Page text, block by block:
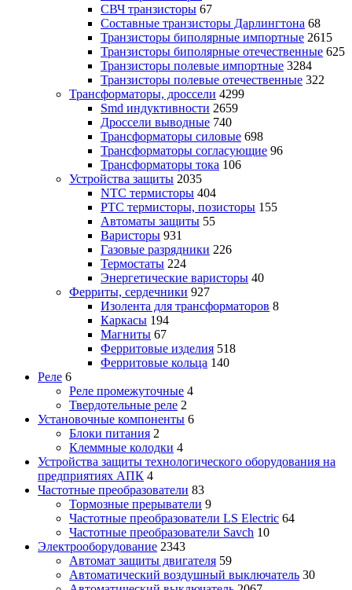
СВЧ транзисторы 67
Составные транзисторы Дарлингтона 68
Транзисторы биполярные импортные 2615
Транзисторы биполярные отечественные 625
Транзисторы полевые импортные 3284
Транзисторы полевые отечественные 322
Трансформаторы, дроссели 4299
Smd индуктивности 2659
Дроссели выводные 740
Трансформаторы силовые 698
Трансформаторы согласующие 96
Трансформаторы тока 106
Устройства защиты 2035
NTC термисторы 404
PTC термисторы, позисторы 155
Автоматы защиты 55
Варисторы 931
Газовые разрядники 226
Термостаты 224
Энергетические варисторы 40
Ферриты, сердечники 927
Изолента для трансформаторов 8
Каркасы 194
Магниты 67
Ферритовые изделия 518
Ферритовые кольца 140
Реле 6
Реле промежуточные 4
Твердотельные реле 2
Установочные компоненты 6
Блоки питания 2
Клеммные колодки 4
Устройства защиты технологического оборудования на
предприятиях АПК 4
Частотные преобразователи 83
Тормозные прерыватели 9
Частотные преобразователи LS Electric 64
Частотные преобразователи Savch 10
Электрооборудование 2343
Автомат защиты двигателя 59
Автоматический воздушный выключатель 30